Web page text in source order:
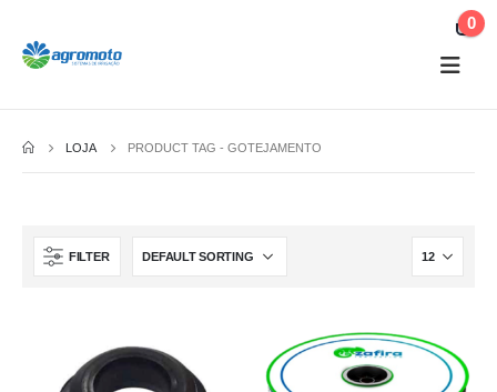
0
LOJA PRODUCT TAG -GOTEJAMENTO
FILTER